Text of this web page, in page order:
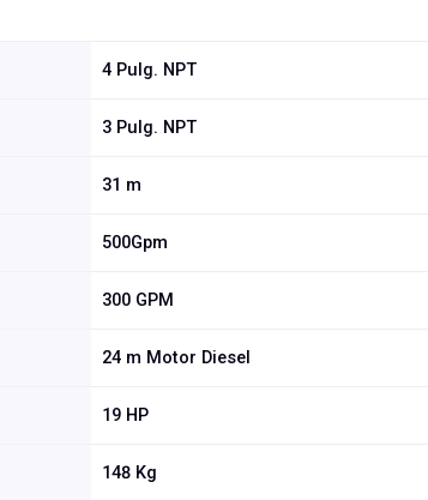
4 Pulg. NPT
3 Pulg. NPT
31 m
500Gpm
300 GPM
24 m Motor Diesel
19 HP
148 Kg